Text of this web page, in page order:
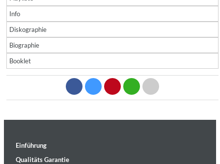
Info
Diskographie
Biographie
Booklet
Einführung
Qualitäts Garantie